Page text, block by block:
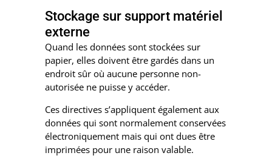
Stockage sur support matériel
externe
Quand les données sont stockées sur
papier, elles doivent être gardés dans un
endroit sûr où aucune personne non-
autorisée ne puisse y accéder.
Ces directives s’appliquent également aux
données qui sont normalement conservées
électroniquement mais qui ont dues être
imprimées pour une raison valable.